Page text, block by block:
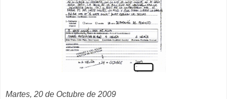
Martes, 20 de Octubre de 2009